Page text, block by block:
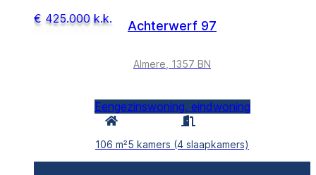
€ 425.000 k.k. Achterwerf 97
Almere, 1357 BN
Eengezinswoning, eindwoning
106 m²5 kamers (4 slaapkamers)